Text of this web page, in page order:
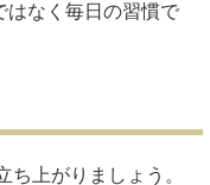
はなく毎日の習慣で
上がりましょう。